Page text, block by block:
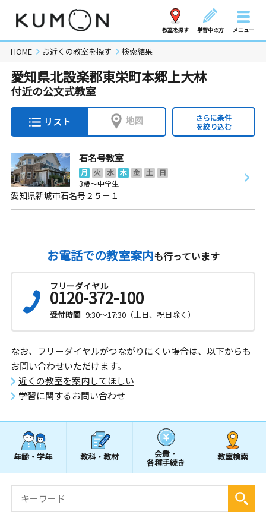
教室を探す 学習中の方 メニュー
HOME お近くの教室を探す 検索結果
愛知県北設楽郡東栄町本郷上大林
付近の公文式教室
リスト 地図
さらに条件
を絞り込む
石名号教室
月 火 水 木 金 土
日
3歳～中学生
愛知県新城市石名号２５－１
お電話での教室案内も行っています
フリーダイヤル
0120-372-100
受付時間 9:30～17:30（土日、祝日除く）
なお、フリーダイヤルがつながりにくい場合は、以下からも
お問い合わせいただけます。
近くの教室を案内してほしい
学習に関するお問い合わせ
年齢・学年 教科・教材 会費・
各種手続き
教室検索